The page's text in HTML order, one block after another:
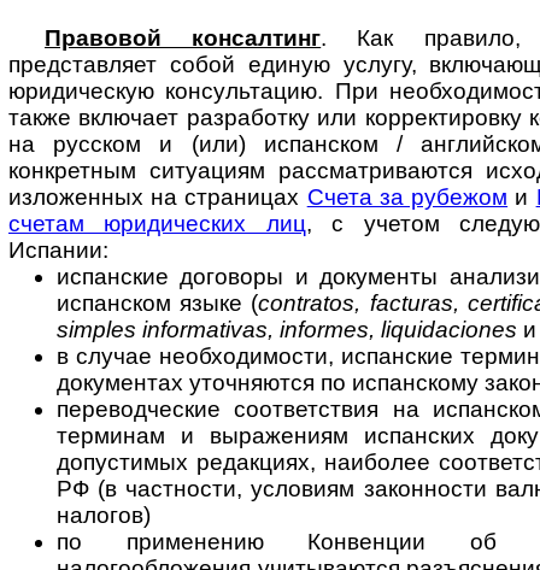
Правовой консалтинг. Как правило,
представляет собой единую услугу,
юридическую консультацию. При
также включает разработку или корректировку
на русском и (или) испанском /
конкретным ситуациям рассматриваются
изложенных на страницах Счета за рубежом и
счетам юридических лиц, с учетом
Испании:
испанские договоры и документы
испанском языке (contratos, facturas,
simples informativas, informes, liquidaciones
в случае необходимости, испанские
документах уточняются по испанскому
переводческие соответствия на
терминам и выражениям испанских
допустимых редакциях, наиболее
РФ (в частности, условиям законности
налогов)
по применению Конвенции об